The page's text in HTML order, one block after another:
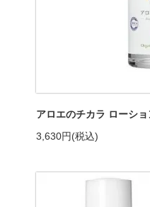
アロエのチカラ ローショ
3,630円(税込)